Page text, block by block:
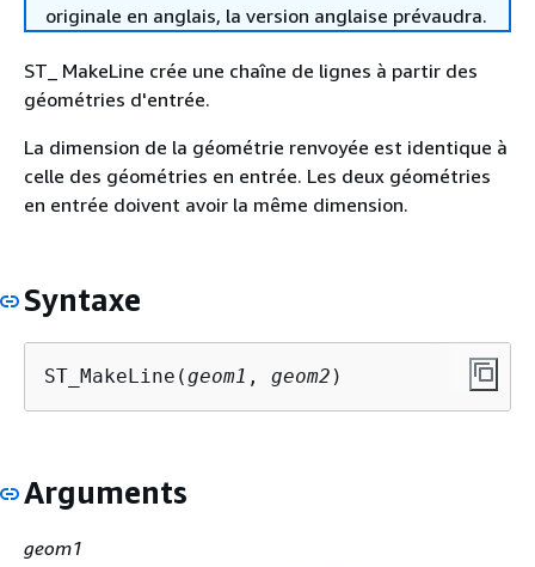
originale en anglais, la version anglaise prévaudra.
ST_ MakeLine crée une chaîne de lignes à partir des
géométries d'entrée.
La dimension de la géométrie renvoyée est identique à
celle des géométries en entrée. Les deux géométries
en entrée doivent avoir la même dimension.
Syntaxe
ST_MakeLine(geom1 , geom2 )
Arguments
geom1